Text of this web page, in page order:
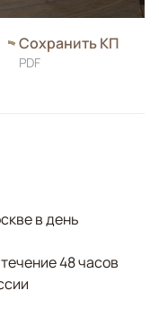
Сохранить КП
PDF
в день
48 часов